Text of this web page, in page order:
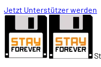
Jetzt Unterstützer werden